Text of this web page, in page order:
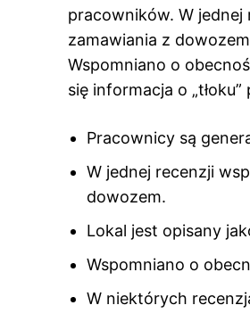
pracowników. W jednej
zamawiania z
Wspomniano o
się informacja o
Pracownicy są
W jednej recenzji
dowozem.
Lokal jest opisany
Wspomniano o
W niektórych